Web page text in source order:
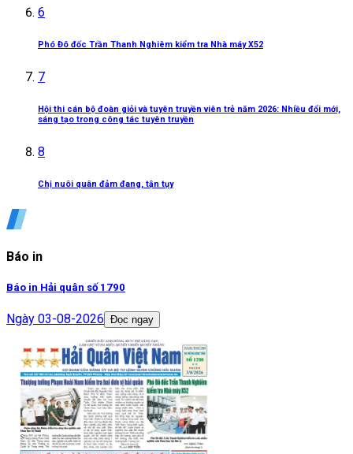
6
Phó Đô đốc Trần Thanh Nghiêm kiểm tra Nhà máy X52
7
Hội thi cán bộ đoàn giỏi và tuyên truyền viên trẻ năm 2026: Nhiều đổi mới,
sáng tạo trong công tác tuyên truyền
8
Chị nuôi quân đảm đang, tận tụy
Báo in
Báo in Hải quân số 1790
Ngày 03-08-2026 Đọc ngay